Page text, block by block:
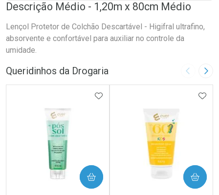
Descrição Médio - 1,20m x 80cm Médio
Lençol Protetor de Colchão Descartável - Higifral ultrafino,
absorvente e confortável para auxiliar no controle da
umidade.
Queridinhos da Drogaria Imagem
ADICIONAR AOS FAVORITOS
COMPRAR COMPRAR